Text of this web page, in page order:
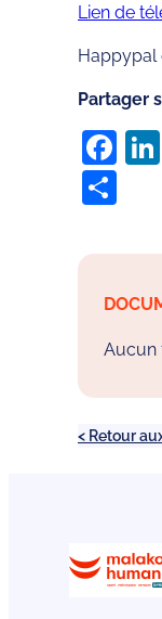
Lien de
Happypal
Partager
Aucun
< Retour